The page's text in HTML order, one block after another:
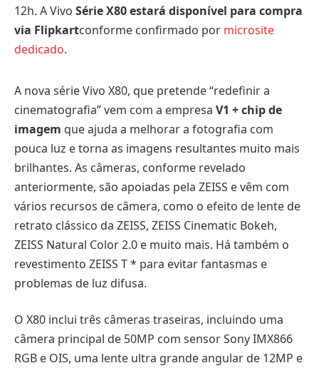
12h. A Vivo Série X80 estará disponível para compra
via Flipkartconforme confirmado por microsite
dedicado.
A nova série Vivo X80, que pretende “redefinir a
cinematografia” vem com a empresa V1 + chip de
imagem que ajuda a melhorar a fotografia com
pouca luz e torna as imagens resultantes muito mais
brilhantes. As câmeras, conforme revelado
anteriormente, são apoiadas pela ZEISS e vêm com
vários recursos de câmera, como o efeito de lente de
retrato clássico da ZEISS, ZEISS Cinematic Bokeh,
ZEISS Natural Color 2.0 e muito mais. Há também o
revestimento ZEISS T * para evitar fantasmas e
problemas de luz difusa.
O X80 inclui três câmeras traseiras, incluindo uma
câmera principal de 50MP com sensor Sony IMX866
RGB e OIS, uma lente ultra grande angular de 12MP e